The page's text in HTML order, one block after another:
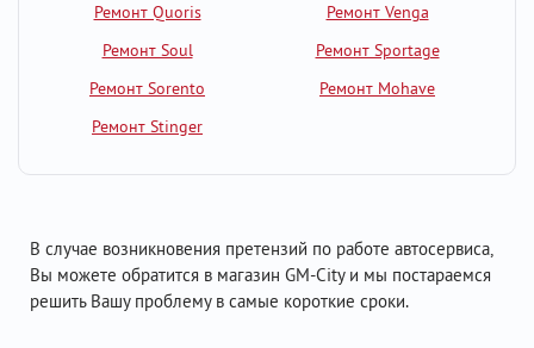
Ремонт Quoris
Ремонт Venga
Ремонт Soul
Ремонт Sportage
Ремонт Sorento
Ремонт Mohave
Ремонт Stinger
В случае возникновения претензий по работе автосервиса,
Вы можете обратится в магазин GM-City и мы постараемся
решить Вашу проблему в самые короткие сроки.